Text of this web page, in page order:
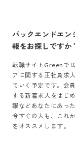
バックエンドエン
報をお探しですか
転職サイトGreenでは
ア に関する正社員求
ていく予定です。会
する新着求人をはじ
報などあなたにあっ
今すぐの人も、これ
をオススメします。